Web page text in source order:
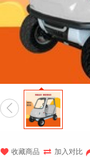

 收藏商品  加入对比